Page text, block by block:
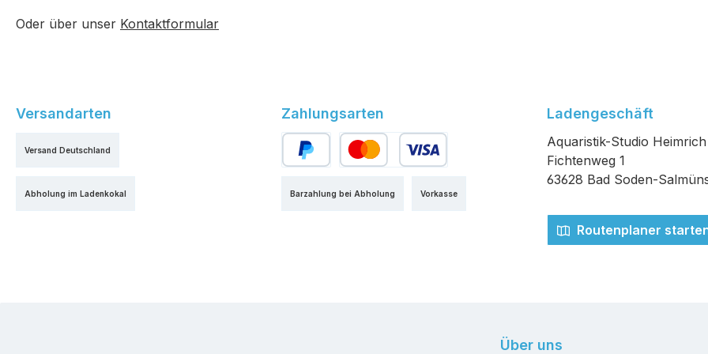
Oder über unser Kontaktformular
Versandarten
Versand Deutschland
Abholung im Ladenkokal
Zahlungsarten
Vorkasse
Barzahlung bei Abholung
Ladengeschäft
Aquaristik-Studio Heimrich
Fichtenweg 1
63628 Bad Soden-
Routenplaner
Über uns